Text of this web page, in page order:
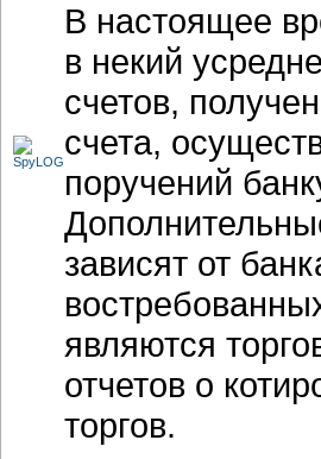
В настоящее
в некий
счетов,
счета,
поручений
зависят от
являются
отчетов о
торгов.